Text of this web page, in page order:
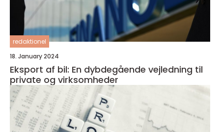
redaktionel
18. January 2024
Eksport af bil: En dybdegående vejledning til
private og virksomheder